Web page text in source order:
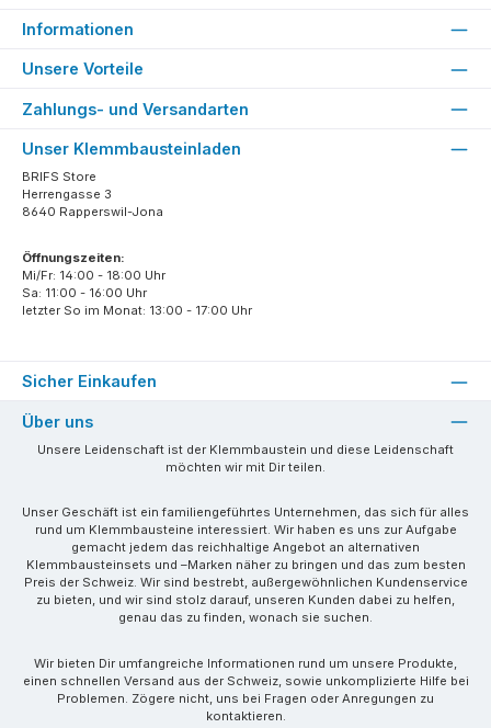
Informationen
Unsere Vorteile
Zahlungs- und Versandarten
Sicher Einkaufen
Unser Klemmbausteinladen
BRIFS Store
Herrengasse 3
8640 Rapperswil-Jona
Öffnungszeiten:
Mi/Fr: 14:00 - 18:00 Uhr
Sa: 11:00 - 16:00 Uhr
letzter So im Monat: 13:00 - 17:00 Uhr
Über uns
Unsere Leidenschaft ist der Klemmbaustein und diese Leidenschaft
möchten wir mit Dir teilen.
Unser Geschäft ist ein familiengeführtes Unternehmen, das sich für alles
rund um Klemmbausteine interessiert. Wir haben es uns zur Aufgabe
gemacht jedem das reichhaltige Angebot an alternativen
Klemmbausteinsets und –Marken näher zu bringen und das zum besten
Preis der Schweiz. Wir sind bestrebt, außergewöhnlichen Kundenservice
zu bieten, und wir sind stolz darauf, unseren Kunden dabei zu helfen,
genau das zu finden, wonach sie suchen.
Wir bieten Dir umfangreiche Informationen rund um unsere Produkte,
einen schnellen Versand aus der Schweiz, sowie unkomplizierte Hilfe bei
Problemen. Zögere nicht, uns bei Fragen oder Anregungen zu
kontaktieren.